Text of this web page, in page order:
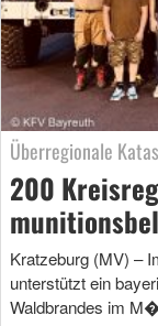
Überregionale
200
Kratzeburg (MV) –
unterstützt ein
Waldbrandes im